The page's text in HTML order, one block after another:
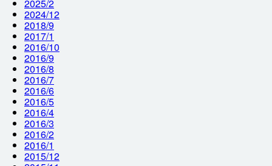
2025/2
2024/12
2018/9
2017/1
2016/10
2016/9
2016/8
2016/7
2016/6
2016/5
2016/4
2016/3
2016/2
2016/1
2015/12